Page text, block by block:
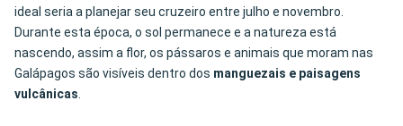
ideal seria a planejar seu cruzeiro entre julho e novembro.
Durante esta época, o sol permanece e a natureza está
nascendo, assim a flor, os pássaros e animais que moram nas
Galápagos são visíveis dentro dos manguezais e paisagens
vulcânicas.